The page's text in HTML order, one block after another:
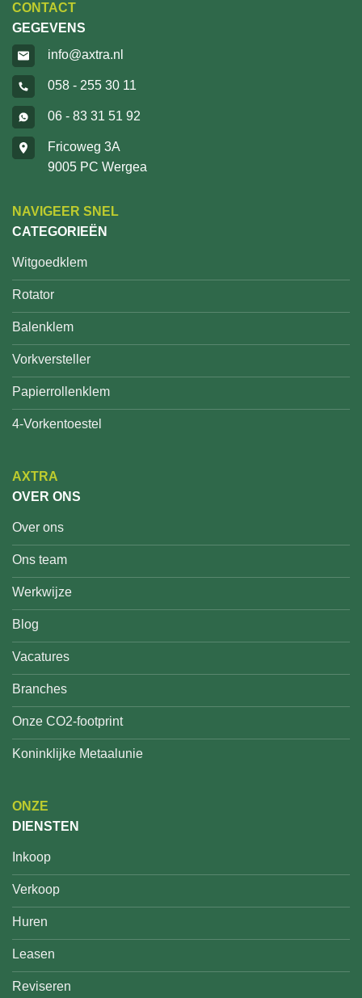
CONTACT
GEGEVENS
info@axtra.nl
058 - 255 30 11
06 - 83 31 51 92
Fricoweg 3A
9005 PC Wergea
NAVIGEER SNEL
CATEGORIEËN
Witgoedklem
Rotator
Balenklem
Vorkversteller
Papierrollenklem
4-Vorkentoestel
AXTRA
OVER ONS
Over ons
Ons team
Werkwijze
Blog
Vacatures
Branches
Onze CO2-footprint
Koninklijke Metaalunie
ONZE
DIENSTEN
Inkoop
Verkoop
Huren
Leasen
Reviseren